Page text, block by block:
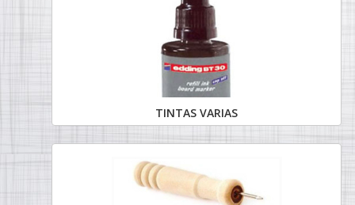
TINTAS VARIAS